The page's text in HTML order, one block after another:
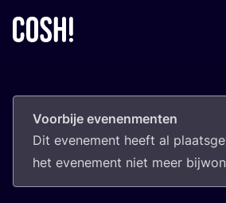
Voorbije evenenmenten
Dit eve­ne­ment heeft al
het eve­ne­ment niet meer